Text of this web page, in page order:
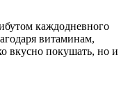
каждодневного
витаминам,
вкусно покушать, но и